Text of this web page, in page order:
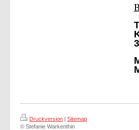
Druckversion | Sitemap
© Stefanie Warkenthin